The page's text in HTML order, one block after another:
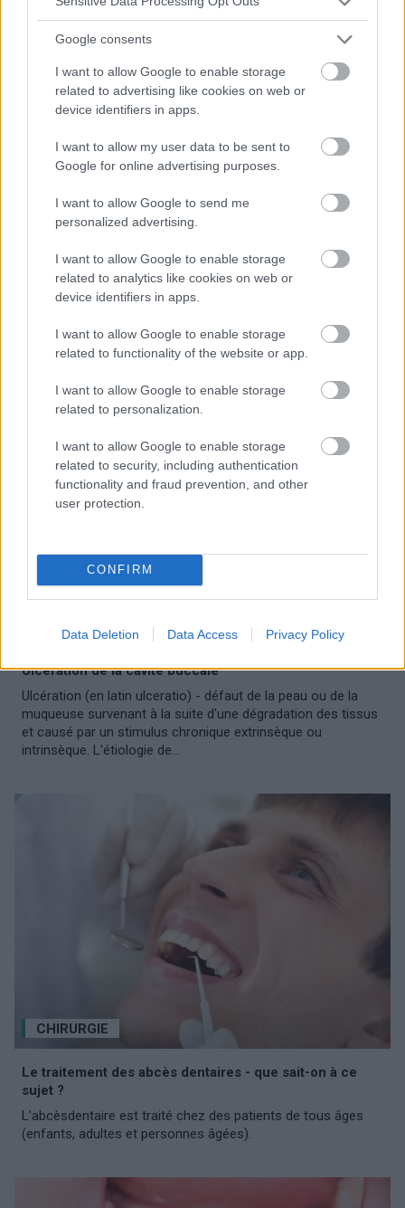
Google consents
I want to allow Google to enable storage
related to advertising like cookies on web or
device identifiers in apps.
I want to allow my user data to be sent to
Google for online advertising purposes.
I want to allow Google to send me
personalized advertising.
I want to allow Google to enable storage
related to analytics like cookies on web or
device identifiers in apps.
I want to allow Google to enable storage
related to functionality of the website or app.
I want to allow Google to enable storage
related to personalization.
I want to allow Google to enable storage
related to security, including authentication
functionality and fraud prevention, and other
user protection.
CONFIRM
Data Deletion Data Access Privacy Policy
CHIRURGIE
Paralysie du nerf facial
Le nerffacial VII (nervus facialis) innerve tous les muscles
intermédiaire, qui guide les fibres sécrétoires et gustatives.
Le nerf...
CHIRURGIE
Ulcération de la cavité buccale
Ulcération (en latin ulceratio) - défaut de la peau ou de la
muqueuse survenant à la suite d'une dégradation des tissus
et causé par un stimulus chronique extrinsèque ou
intrinsèque. L'étiologie de...
CHIRURGIE
Le traitement des abcès dentaires - que sait-on à ce
sujet ?
L'abcèsdentaire est traité chez des patients de tous âges
(enfants, adultes et personnes âgées).